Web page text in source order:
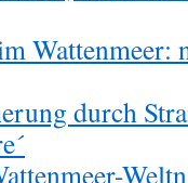
Wattenmeer:
durch